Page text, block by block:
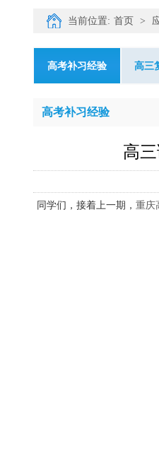
当前位置: 首页 >
高考补习经验 高三
高考补习经验
高
同学们，接着上一期， 重庆